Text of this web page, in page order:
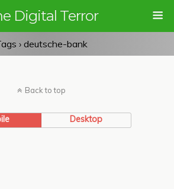
Digital Terror
› deutsche-bank
Back to top
Desktop